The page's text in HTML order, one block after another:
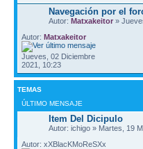
Navegación por el
Autor: Matxakeitor »
Autor: Matxakeitor
Jueves, 02 Diciembre
2021, 10:23
TEMAS
ÚLTIMO MENSAJE
Item Del Dicipulo
Autor: ichigo » Martes, 19
Autor: xXBlacKMoReSXx